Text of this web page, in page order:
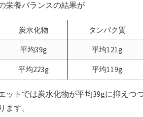
栄養バランスの結果が
炭水化物 タンパク質
平均39g 平均121g
平均223g 平均119g
ットでは炭水化物が平均39gに抑えつ
す。